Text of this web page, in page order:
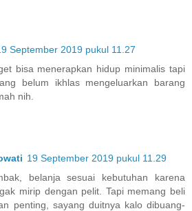
September 2019 pukul 11.27
bisa menerapkan hidup minimalis tapi
belum ikhlas mengeluarkan barang
nih.
19 September 2019 pukul 11.29
belanja sesuai kebutuhan karena
mirip dengan pelit. Tapi memang beli
penting, sayang duitnya kalo dibuang-